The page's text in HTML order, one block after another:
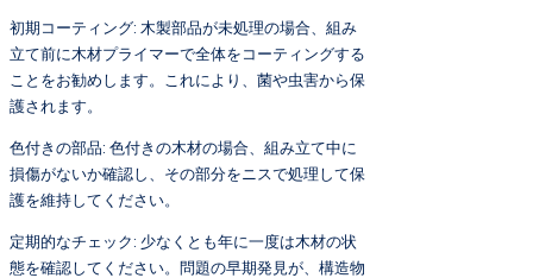
初期コーティング: 木製部品が未処理の場合、組み
立て前に木材プライマーで全体をコーティングする
ことをお勧めします。これにより、菌や虫害から保
護されます。
色付きの部品: 色付きの木材の場合、組み立て中に
損傷がないか確認し、その部分をニスで処理して保
護を維持してください。
定期的なチェック: 少なくとも年に一度は木材の状
態を確認してください。問題の早期発見が、構造物